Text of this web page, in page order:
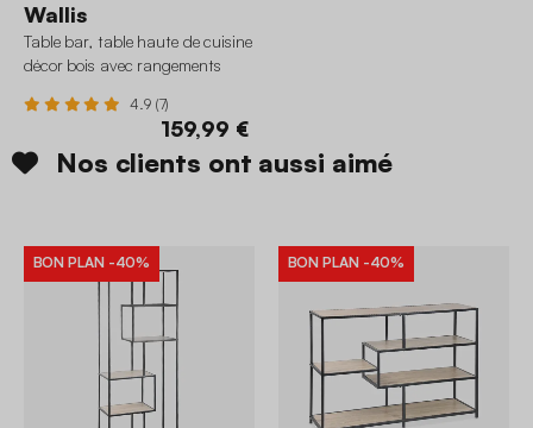
Wallis
Table bar, table haute de cuisine
décor bois avec rangements
4.9 (7)
159,99 €
Nos clients ont aussi aimé
BON PLAN -40% BON PLAN -40%